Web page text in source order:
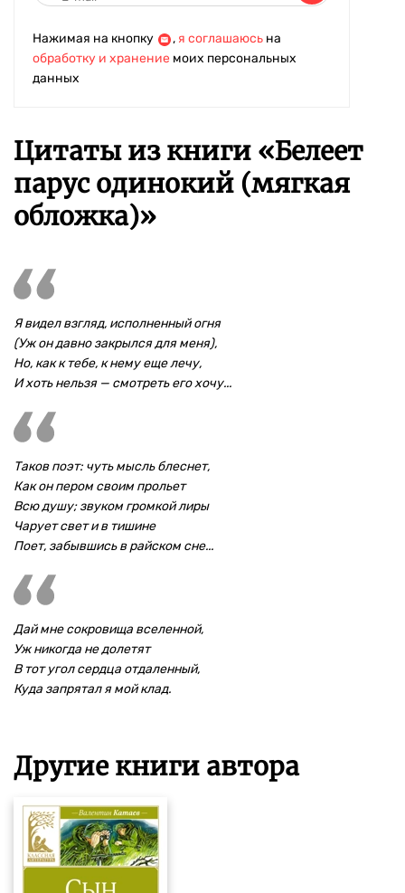
Нажимая на кнопку , я соглашаюсь на
обработку и хранение моих персональных
данных
Цитаты из книги «Белеет
парус одинокий (мягкая
обложка)»
Я видел взгляд, исполненный огня
(Уж он давно закрылся для меня),
Но, как к тебе, к нему еще лечу,
И хоть нельзя — смотреть его хочу...
Таков поэт: чуть мысль блеснет,
Как он пером своим прольет
Всю душу; звуком громкой лиры
Чарует свет и в тишине
Поет, забывшись в райском сне...
Дай мне сокровища вселенной,
Уж никогда не долетят
В тот угол сердца отдаленный,
Куда запрятал я мой клад.
Другие книги автора